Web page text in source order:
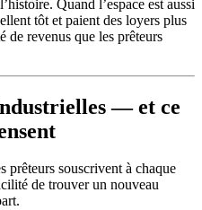
Quand l’espace est aussi
tôt et paient des loyers plus
de revenus que les prêteurs
— et ce
prêteurs souscrivent à chaque
de trouver un nouveau